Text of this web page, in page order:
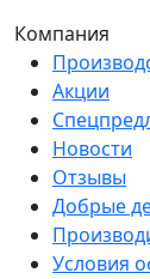
Компания
Акции
Новости
Отзывы
Добрые
Условия